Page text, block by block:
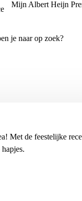
Mijn Albert Heijn
Met de feestelijke